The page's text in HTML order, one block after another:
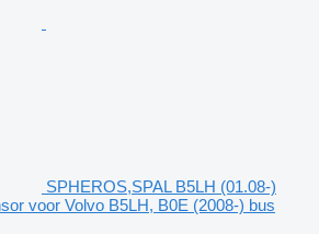
SPHEROS,SPAL B5LH (01.08-)
voor Volvo B5LH, B0E (2008-) bus